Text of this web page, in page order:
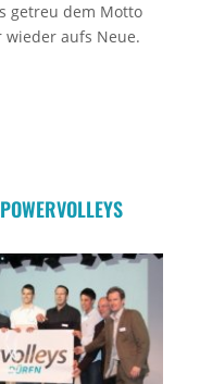
getreu dem Motto
wieder aufs Neue.